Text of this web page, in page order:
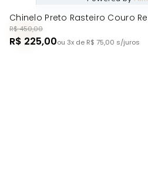
Chinelo Preto Rasteiro Couro
R$ 450,00
R$ 225,00ou 3x de R$ 75,00 s/juros